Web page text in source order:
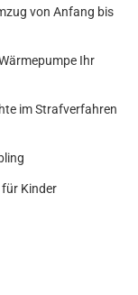
von Anfang bis
Ihr
im Strafverfahren
für Kinder